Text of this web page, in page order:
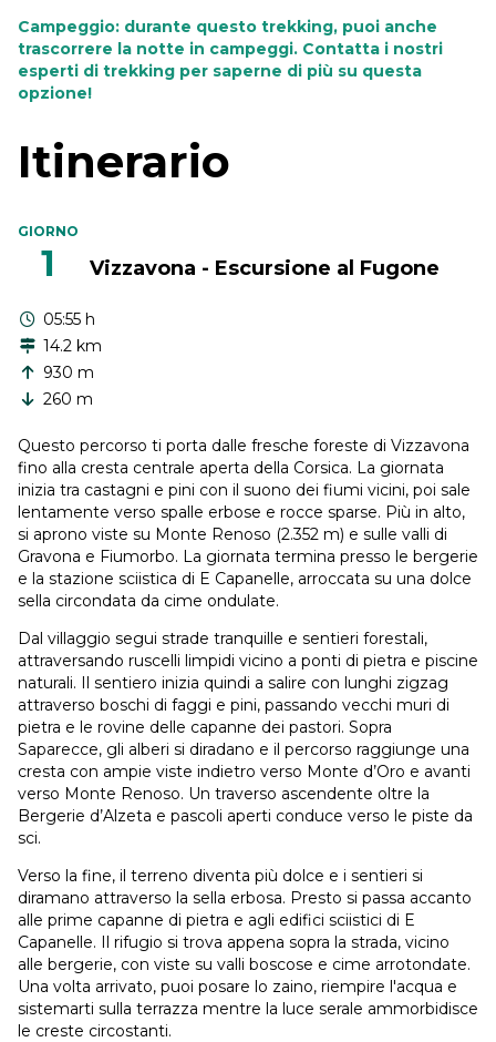
Campeggio: durante questo trekking, puoi anche
trascorrere la notte in campeggi. Contatta i nostri
esperti di trekking per saperne di più su questa
opzione!
Itinerario
GIORNO
1 Vizzavona - Escursione al Fugone
05:55 h
14.2 km
930 m
260 m
Questo percorso ti porta dalle fresche foreste di Vizzavona
fino alla cresta centrale aperta della Corsica. La giornata
inizia tra castagni e pini con il suono dei fiumi vicini, poi sale
lentamente verso spalle erbose e rocce sparse. Più in alto,
si aprono viste su Monte Renoso (2.352 m) e sulle valli di
Gravona e Fiumorbo. La giornata termina presso le bergerie
e la stazione sciistica di E Capanelle, arroccata su una dolce
sella circondata da cime ondulate.
Dal villaggio segui strade tranquille e sentieri forestali,
attraversando ruscelli limpidi vicino a ponti di pietra e piscine
naturali. Il sentiero inizia quindi a salire con lunghi zigzag
attraverso boschi di faggi e pini, passando vecchi muri di
pietra e le rovine delle capanne dei pastori. Sopra
Saparecce, gli alberi si diradano e il percorso raggiunge una
cresta con ampie viste indietro verso Monte d’Oro e avanti
verso Monte Renoso. Un traverso ascendente oltre la
Bergerie d’Alzeta e pascoli aperti conduce verso le piste da
sci.
Verso la fine, il terreno diventa più dolce e i sentieri si
diramano attraverso la sella erbosa. Presto si passa accanto
alle prime capanne di pietra e agli edifici sciistici di E
Capanelle. Il rifugio si trova appena sopra la strada, vicino
alle bergerie, con viste su valli boscose e cime arrotondate.
Una volta arrivato, puoi posare lo zaino, riempire l'acqua e
sistemarti sulla terrazza mentre la luce serale ammorbidisce
le creste circostanti.